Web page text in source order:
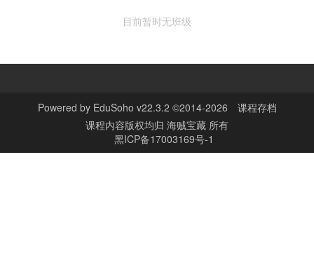
目前暂时无班级
Powered by EduSoho v22.3.2 ©2014-2026
课程存档
课程内容版权均归 海贼宝藏 所有
黑ICP备17003169号-1